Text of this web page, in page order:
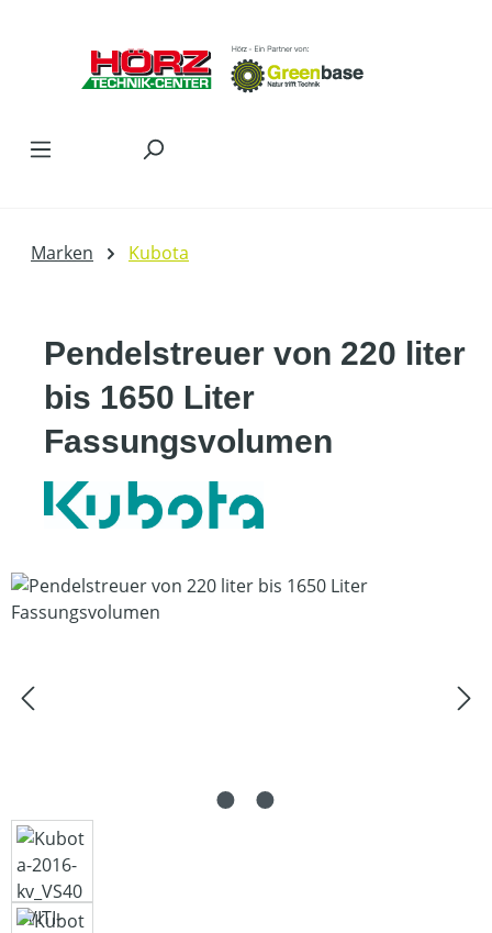
Marken Kubota
Pendelstreuer von 220 liter
bis 1650 Liter
Fassungsvolumen
Bildergalerie überspringen